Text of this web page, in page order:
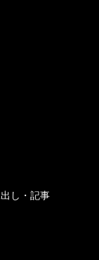
し・記事